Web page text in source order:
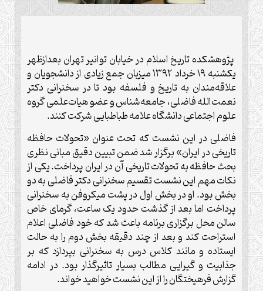
پژوهشکده تاریخ اسلام در خیابان توانیر تهران بعدازظهر
یکشنبه ۱۹ خرداد ۱۳۹۲ میزبان جمع زیادی از دانشجویان و
علاقه‌مندان به تاریخ و فلسفه بود تا در سخنرانی دکتر
نعمت‌الله فاضلی، جامعه‌شناس و عضو هیات‌علمی گروه
علوم اجتماعی دانشگاه علامه طباطبایی شرکت کنند.
فاضلی در این نشست که تحت عنوان «تحولات حافظه
تاریخی در ایران» برگزار شد ضمن تبیین دقیق مبانی نظری
بحث حافظه به تحولات تاریخی آن در ایران پرداخت. یکی از
نکات مهم این نشست تقسیم سخنرانی دکتر فاضلی به دو
بخش بود. او در بخش اول در پشت میکروفن به سخنرانی
پرداخت اما بعد از گذشت حدود یک ساعت، گرمای خاص
سالن محل برگزاری برنامه باعث شد که خود فاضلی اعلام
استراحت کند و بعد از چند دقیقه بخش دوم را به حالت
ایستاده و مانند کلاس درس به سخنرانی بپردازد که بر
جذابیت و گیرایی مطالب بسیار تاثیر‌گذار بود. در ادامه
گزارش فرهیختگان را از این نشست خواهید خواند.